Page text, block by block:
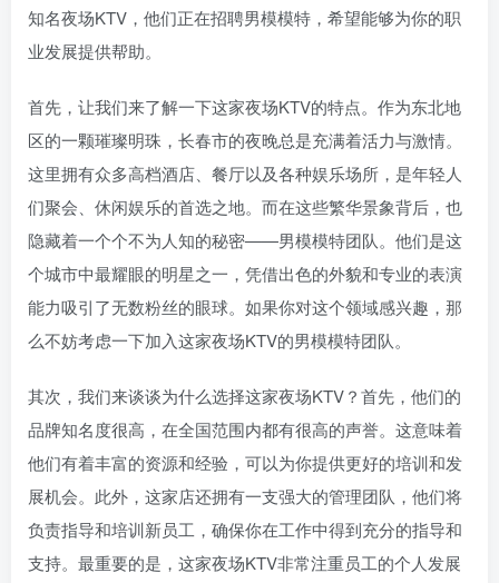
知名夜场KTV，他们正在招聘男模模特，希望能够为你的职
业发展提供帮助。
首先，让我们来了解一下这家夜场KTV的特点。作为东北地
区的一颗璀璨明珠，长春市的夜晚总是充满着活力与激情。
这里拥有众多高档酒店、餐厅以及各种娱乐场所，是年轻人
们聚会、休闲娱乐的首选之地。而在这些繁华景象背后，也
隐藏着一个个不为人知的秘密——男模模特团队。他们是这
个城市中最耀眼的明星之一，凭借出色的外貌和专业的表演
能力吸引了无数粉丝的眼球。如果你对这个领域感兴趣，那
么不妨考虑一下加入这家夜场KTV的男模模特团队。
其次，我们来谈谈为什么选择这家夜场KTV？首先，他们的
品牌知名度很高，在全国范围内都有很高的声誉。这意味着
他们有着丰富的资源和经验，可以为你提供更好的培训和发
展机会。此外，这家店还拥有一支强大的管理团队，他们将
负责指导和培训新员工，确保你在工作中得到充分的指导和
支持。最重要的是，这家夜场KTV非常注重员工的个人发展